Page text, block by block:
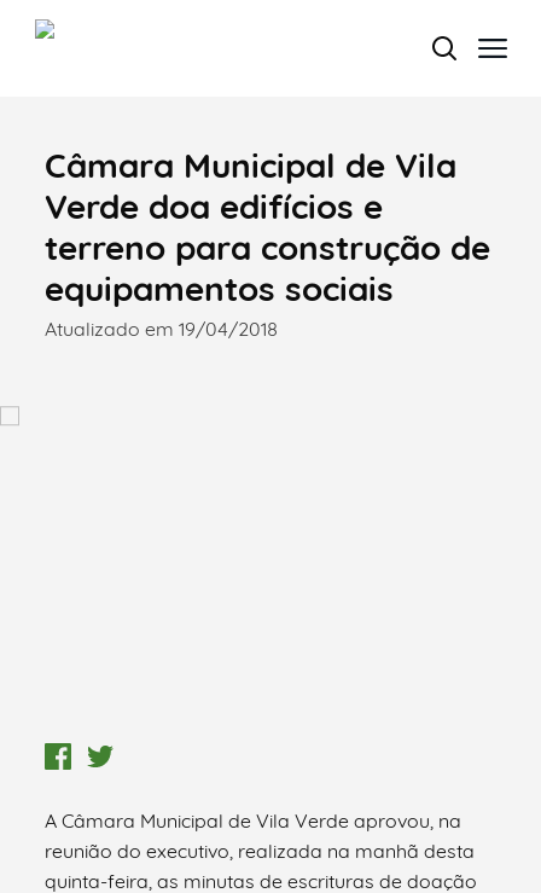
Termo de Pesquisa
Categorias gerais
Câmara Municipal de Vila
Verde doa edifícios e
terreno para construção de
equipamentos sociais
Atualizado em 19/04/2018
A Câmara Municipal de Vila Verde aprovou, na
reunião do executivo, realizada na manhã desta
quinta-feira, as minutas de escrituras de doação